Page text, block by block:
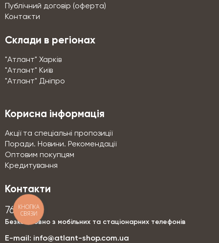
Публічний договір (оферта)
Контакти
Склади в регіонах
"Атлант" Харків
"Атлант" Київ
"Атлант" Дніпро
Корисна інформація
Акції та спеціальні пропозиції
Поради. Новини. Рекомендації
Оптовим покупцям
Кредитування
Контакти
76-76
Безкоштовно з мобільних та стаціонарних телефонів
E-mail: info@atlant-shop.com.ua
КНОПКА
СВЯЗИ